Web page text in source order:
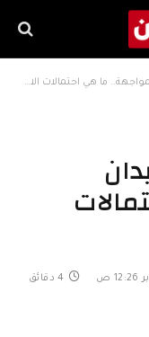
هي احتمالات الاشتباك والتهدئة؟
4 دقائق